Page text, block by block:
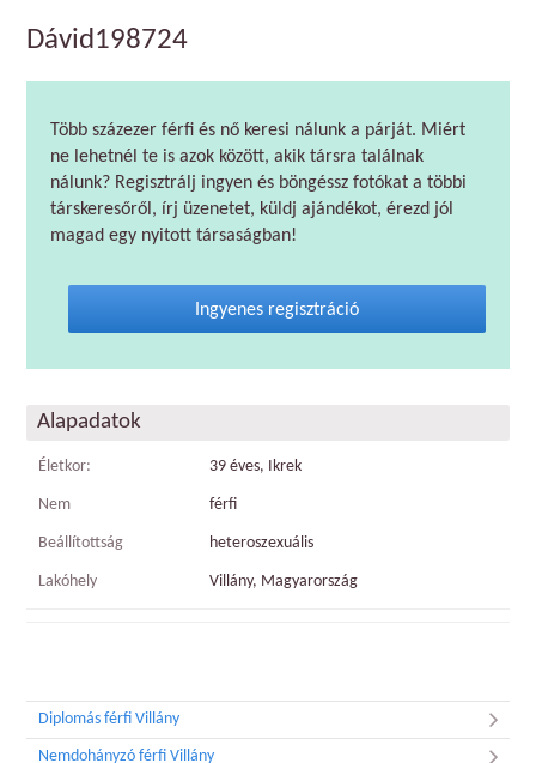
Dávid198724
Több százezer férfi és nő keresi nálunk a párját. Miért
ne lehetnél te is azok között, akik társra találnak
nálunk? Regisztrálj ingyen és böngéssz fotókat a többi
társkeresőről, írj üzenetet, küldj ajándékot, érezd jól
magad egy nyitott társaságban!
Ingyenes regisztráció
Alapadatok
Életkor: 39 éves, Ikrek
Nem férfi
Beállítottság heteroszexuális
Lakóhely Villány, Magyarország
Diplomás férfi Villány
Nemdohányzó férfi Villány